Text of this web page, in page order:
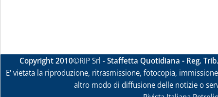
Copyright 2010©RIP Srl -Staffetta Quotidiana - Reg.
E' vietata la riproduzione, ritrasmissione, fotocopia,
altro modo di diffusione delle notizie o